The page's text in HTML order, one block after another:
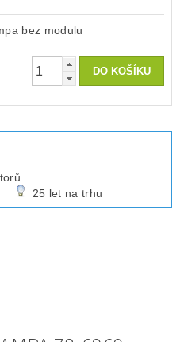
bez modulu
25 let na trhu